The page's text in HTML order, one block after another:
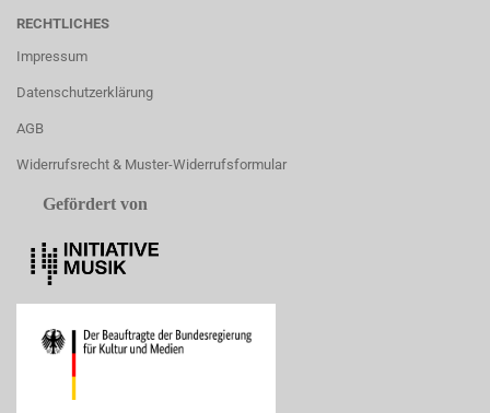
RECHTLICHES
Impressum
Datenschutzerklärung
AGB
Widerrufsrecht & Muster-Widerrufsformular
Gefördert von